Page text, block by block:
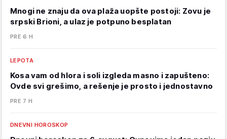
Mnogi ne znaju da ova plaža uopšte postoji: Zovu je
srpski Brioni, a ulaz je potpuno besplatan
PRE 6 H
LEPOTA
Kosa vam od hlora i soli izgleda masno i zapušteno:
Ovde svi grešimo, a rešenje je prosto i jednostavno
PRE 7 H
DNEVNI HOROSKOP